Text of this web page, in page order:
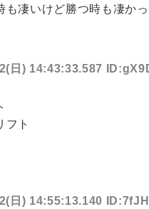
も凄いけど勝つ時も凄か
日) 14:43:33.587
フト
日) 14:55:13.140